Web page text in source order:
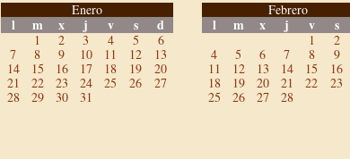
Enero
l m x j v s d
1 2 3 4 5
6
7
8 9 10 11 12
13
14
15 16 17 18 19
20
21
22 23 24 25 26
27
28
29 30 31
Febrero
l m x j v s
1 2
4
5 6 7 8 9
11
12 13 14 15 16
18
19 20 21 22 23
25
26 27 28